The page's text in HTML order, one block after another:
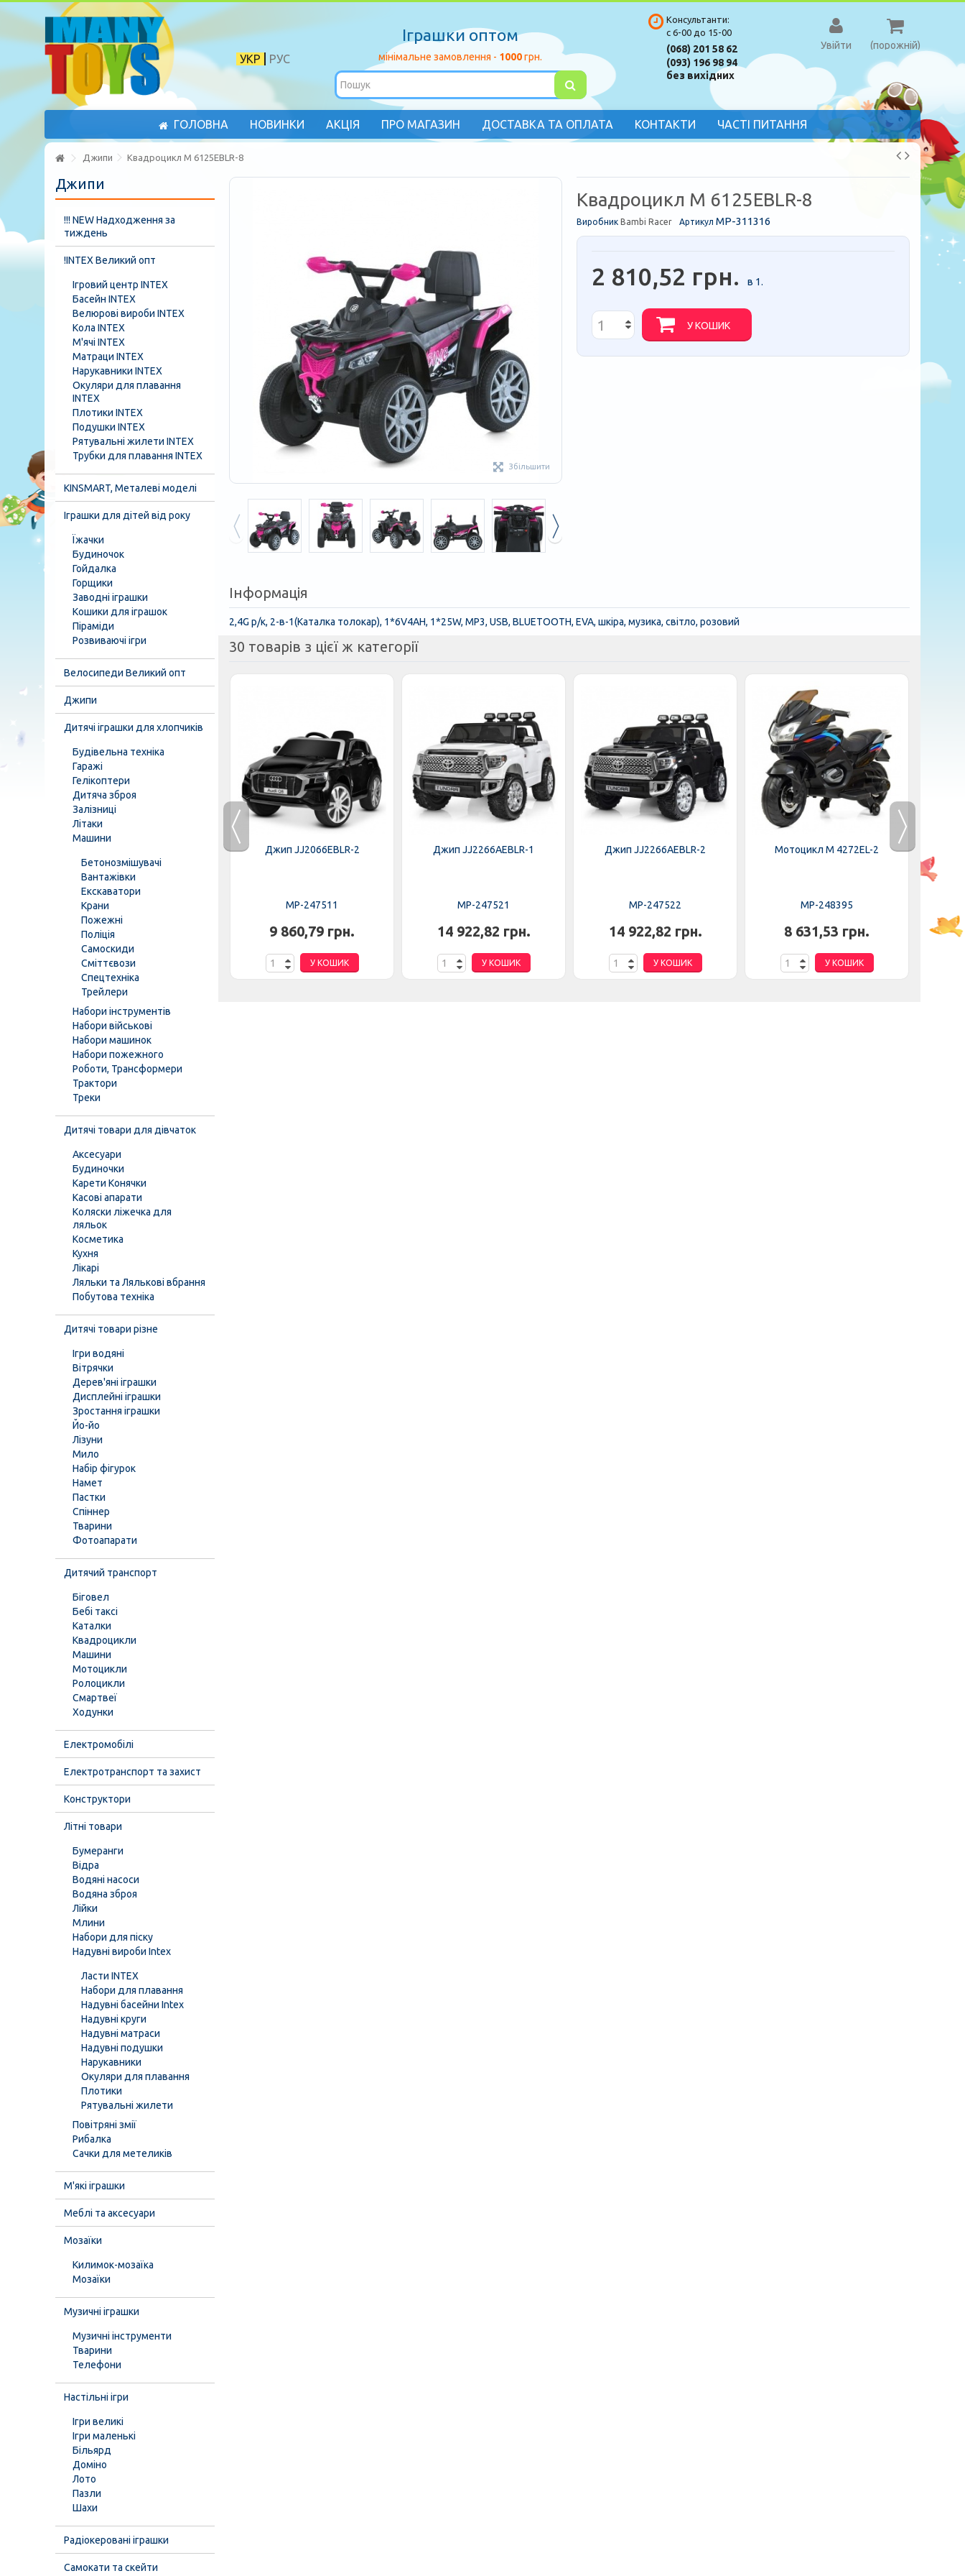
РУС
УКР
Іграшки оптом
мінімальне замовлення - 1000грн.
(порожній)
Увійти
Консультанти:
с 6-00 до 15-00
(068) 201 58 62
(093) 196 98 94
без вихідних
ГОЛОВНА НОВИНКИ АКЦІЯ ПРО МАГАЗИН ДОСТАВКА ТА ОПЛАТА КОНТАКТИ ЧАСТІ ПИТАННЯ
Джипи Квадроцикл M 6125EBLR-8
Збільшити
Квадроцикл M 6125EBLR-8
Виробник Bambi Racer Артикул MP-311316
2 810,52 грн. в 1.
У КОШИК
Інформація
2,4G р/к, 2-в-1(Каталка толокар), 1*6V4AH, 1*25W, MP3, USB, BLUETOOTH, EVA, шкіра, музика, світло, розовий
30 товарів з цієї ж категорії
8 446,37 грн.
Джип JJ2066EBLR-2
MP-247511
9 860,79 грн.
У КОШИК
Джип JJ2266AEBLR-1
MP-247521
14 922,82 грн.
У КОШИК
Джип JJ2266AEBLR-2
MP-247522
14 922,82 грн.
У КОШИК
Мотоцикл M 4272EL-2
MP-248395
8 631,53 грн.
У КОШИК
Джипи
!!! NEW Надходження за
тиждень
!INTEX Великий опт
Ігровий центр INTEX
Басейн INTEX
Велюрові вироби INTEX
Кола INTEX
М'ячі INTEX
Матраци INTEX
Нарукавники INTEX
Окуляри для плавання
INTEX
Плотики INTEX
Подушки INTEX
Рятувальні жилети INTEX
Трубки для плавання INTEX
KINSMART, Металеві моделі
Іграшки для дітей від року
Їжачки
Будиночок
Гойдалка
Горщики
Заводні іграшки
Кошики для іграшок
Піраміди
Розвиваючі ігри
Велосипеди Великий опт
Джипи
Дитячі іграшки для хлопчиків
Будівельна техніка
Гаражі
Гелікоптери
Дитяча зброя
Залізниці
Літаки
Машини
Бетонозмішувачі
Вантажівки
Екскаватори
Крани
Пожежні
Поліція
Самоскиди
Сміттєвози
Спецтехніка
Трейлери
Набори інструментів
Набори військові
Набори машинок
Набори пожежного
Роботи, Трансформери
Трактори
Треки
Дитячі товари для дівчаток
Аксесуари
Будиночки
Карети Конячки
Касові апарати
Коляски ліжечка для
ляльок
Косметика
Кухня
Лікарі
Ляльки та Лялькові вбрання
Побутова техніка
Дитячі товари різне
Ігри водяні
Вітрячки
Дерев'яні іграшки
Дисплейні іграшки
Зростання іграшки
Йо-йо
Лізуни
Мило
Набір фігурок
Намет
Пастки
Спіннер
Тварини
Фотоапарати
Дитячий транспорт
Біговел
Бебі таксі
Каталки
Квадроцикли
Машини
Мотоцикли
Ролоцикли
Смартвеї
Ходунки
Електромобілі
Електротранспорт та захист
Конструктори
Літні товари
Бумеранги
Відра
Водяні насоси
Водяна зброя
Лійки
Млини
Набори для піску
Надувні вироби Intex
Ласти INTEX
Набори для плавання
Надувні басейни Intex
Надувні круги
Надувні матраси
Надувні подушки
Нарукавники
Окуляри для плавання
Плотики
Рятувальні жилети
Повітряні змії
Рибалка
Сачки для метеликів
М'які іграшки
Меблі та аксесуари
Мозаїки
Килимок-мозаїка
Мозаїки
Музичні іграшки
Музичні інструменти
Тварини
Телефони
Настільні ігри
Ігри великі
Ігри маленькі
Більярд
Доміно
Лото
Пазли
Шахи
Радіокеровані іграшки
Самокати та скейти